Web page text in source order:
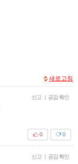
새로고침
신고 | 공감 확인
0
0
신고 | 공감 확인